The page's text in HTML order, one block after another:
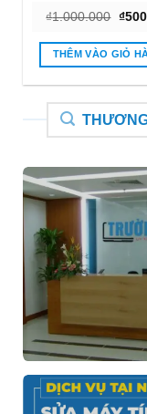
₫1.000.000 Giá
là:
₫
THÊM VÀO GIỎ